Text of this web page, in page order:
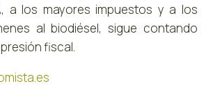
a los mayores impuestos y a los
al biodiésel, sigue contando
fiscal.